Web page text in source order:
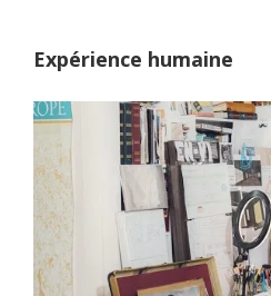
Expérience humaine